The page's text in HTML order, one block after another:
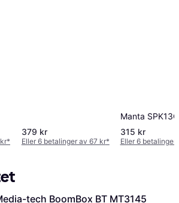
*
379 kr
Eller 6 betalinger av 67 kr*
Manta
315 kr
Eller 6 betalinger
tech BoomBox BT MT3145